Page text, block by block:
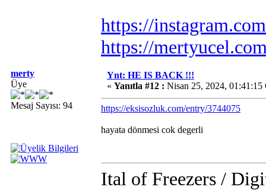
https://
https://
merty
Üye
Mesaj Sayısı: 94
Ynt: HE IS BACK !!!
« Yanıtla #12 : Nisan 25, 2024, 01:41:15
https://eksisozluk.com/entry/3744075
hayata dönmesi cok degerli
Ital of Freezers /